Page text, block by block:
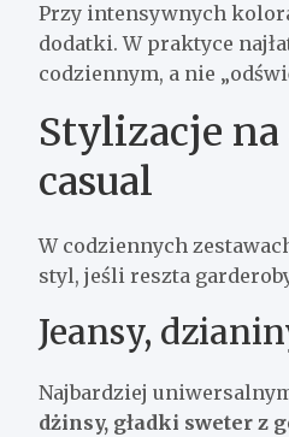
Przy intensywnych
dodatki. W praktyce
codziennym, a nie
Stylizacje
casual
W codziennych
styl, jeśli reszta
Jeansy,
Najbardziej
dżinsy, gładki sweter z